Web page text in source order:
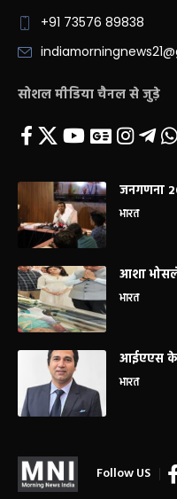
+91 73576 89838
सोशल मीडिया चैनल से जुड़े
जनगणना
भारत
आशा
भारत
आईएएस के
भारत
Follow US